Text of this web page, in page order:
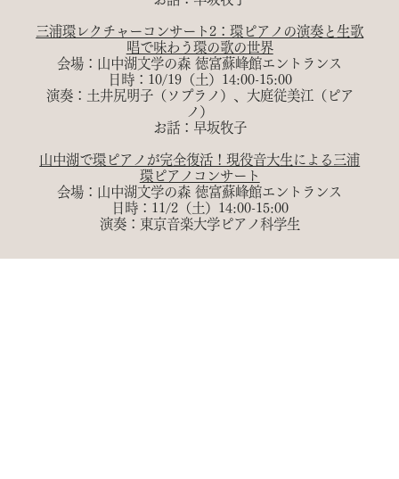
三浦環レクチャーコンサート2：環ピアノの演奏と生歌
唱で味わう環の歌の世界
会場：山中湖文学の森 徳富蘇峰館エントランス
日時：10/19（土）14:00-15:00
演奏：土井尻明子（ソプラノ）、大庭従美江（ピア
ノ）
お話：早坂牧子
山中湖で環ピアノが完全復活！現役音大生による三浦
環ピアノコンサート
会場：山中湖文学の森 徳富蘇峰館エントランス
日時：11/2（土）14:00-15:00
演奏：東京音楽大学ピアノ科学生